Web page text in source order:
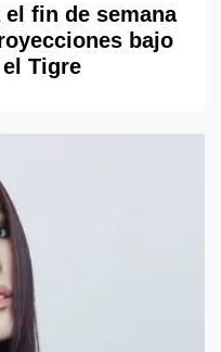
fin de semana
bajo
Tigre